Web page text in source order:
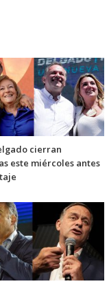
cierran
este miércoles antes